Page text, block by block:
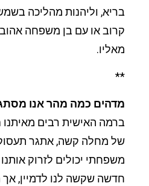
בריא, וליהנות מהליכה
קרוב או עם בן משפחה
מאליו.
**
מדהים כמה מהר אנו
ברמה האישית רבים מאיתנו
של מחלה קשה, אתגר
משפחתי יכולים לזרוק
חדשה שקשה לנו לדמיין, אך